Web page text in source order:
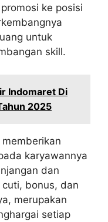
ke posisi
untuk
skill.
Indomaret Di
2025
karyawannya
dan
bonus, dan
merupakan
setiap